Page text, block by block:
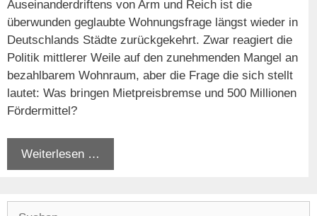
Auseinanderdriftens von Arm und Reich ist die
überwunden geglaubte Wohnungsfrage längst wieder in
Deutschlands Städte zurückgekehrt. Zwar reagiert die
Politik mittlerer Weile auf den zunehmenden Mangel an
bezahlbarem Wohnraum, aber die Frage die sich stellt
lautet: Was bringen Mietpreisbremse und 500 Millionen
Fördermittel?
Weiterlesen …